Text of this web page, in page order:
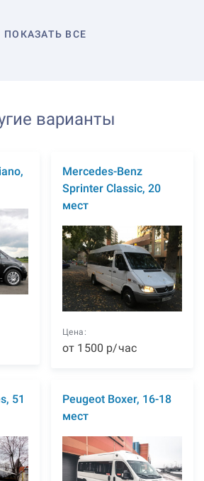
ПОКАЗАТЬ ВСЕ
варианты
Mercedes-Benz
Sprinter Classic, 20
мест
Цена:
от 1500 р/час
51
Peugeot Boxer, 16-18
мест